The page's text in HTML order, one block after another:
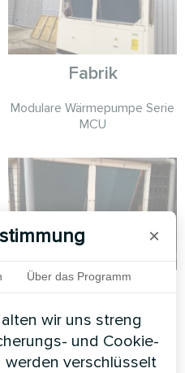
Fabrik
Modulare Wärmepumpe Serie
MCU
Kommerzielle
Einrichtung
Modulare Wärmepumpe Serie
MCU
×
Über das Programm
wir uns streng
und Cookie-
werden verschlüsselt